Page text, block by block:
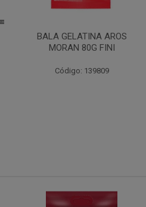
BALA GELATINA AROS
MORAN 80G FINI
Código: 139809